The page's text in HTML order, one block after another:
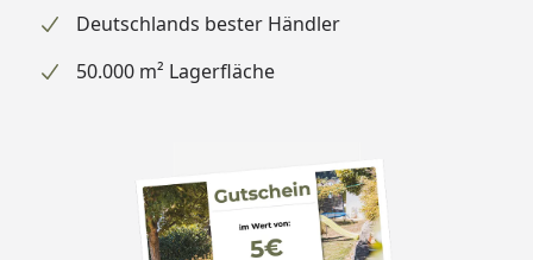
Deutschlands bester Händler
50.000 m² Lagerfläche